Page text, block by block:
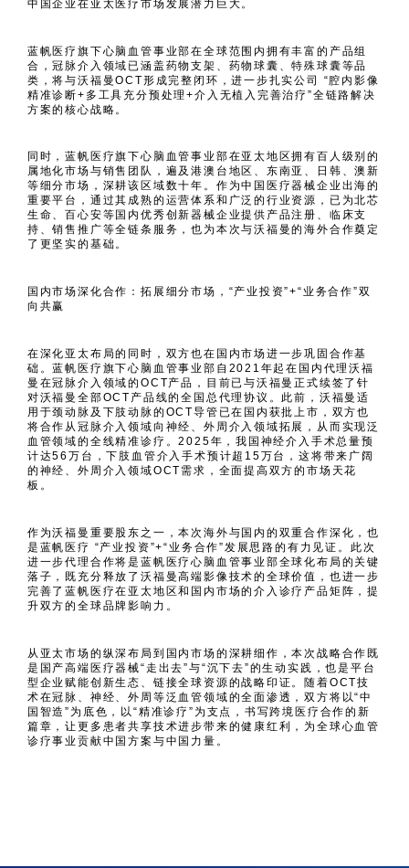
中国企业在亚太医疗市场发展潜力巨大。
蓝帆医疗旗下心脑血管事业部在全球范围内拥有丰富的产品组
合，冠脉介入领域已涵盖药物支架、药物球囊、特殊球囊等品
类，将与沃福曼OCT形成完整闭环，进一步扎实公司 “腔内影像
精准诊断+多工具充分预处理+介入无植入完善治疗”全链路解决
方案的核心战略。
同时，蓝帆医疗旗下心脑血管事业部在亚太地区拥有百人级别的
属地化市场与销售团队，遍及港澳台地区、东南亚、日韩、澳新
等细分市场，深耕该区域数十年。作为中国医疗器械企业出海的
重要平台，通过其成熟的运营体系和广泛的行业资源，已为北芯
生命、百心安等国内优秀创新器械企业提供产品注册、临床支
持、销售推广等全链条服务，也为本次与沃福曼的海外合作奠定
了更坚实的基础。
国内市场深化合作：拓展细分市场，“产业投资”+“业务合作”双
向共赢
在深化亚太布局的同时，双方也在国内市场进一步巩固合作基
础。蓝帆医疗旗下心脑血管事业部自2021年起在国内代理沃福
曼在冠脉介入领域的OCT产品，目前已与沃福曼正式续签了针
对沃福曼全部OCT产品线的全国总代理协议。此前，沃福曼适
用于颈动脉及下肢动脉的OCT导管已在国内获批上市，双方也
将合作从冠脉介入领域向神经、外周介入领域拓展，从而实现泛
血管领域的全线精准诊疗。2025年，我国神经介入手术总量预
计达56万台，下肢血管介入手术预计超15万台，这将带来广阔
的神经、外周介入领域OCT需求，全面提高双方的市场天花
板。
作为沃福曼重要股东之一，本次海外与国内的双重合作深化，也
是蓝帆医疗 “产业投资”+“业务合作”发展思路的有力见证。此次
进一步代理合作将是蓝帆医疗心脑血管事业部全球化布局的关键
落子，既充分释放了沃福曼高端影像技术的全球价值，也进一步
完善了蓝帆医疗在亚太地区和国内市场的介入诊疗产品矩阵，提
升双方的全球品牌影响力。
从亚太市场的纵深布局到国内市场的深耕细作，本次战略合作既
是国产高端医疗器械“走出去”与“沉下去”的生动实践，也是平台
型企业赋能创新生态、链接全球资源的战略印证。随着OCT技
术在冠脉、神经、外周等泛血管领域的全面渗透，双方将以“中
国智造”为底色，以“精准诊疗”为支点，书写跨境医疗合作的新
篇章，让更多患者共享技术进步带来的健康红利，为全球心血管
诊疗事业贡献中国方案与中国力量。